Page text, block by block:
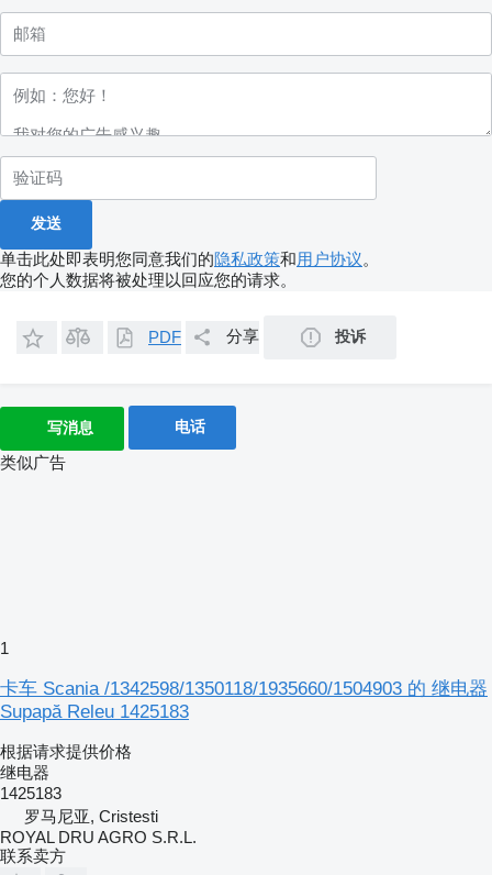
单击此处即表明您同意我们的隐私政策和用户协议。
您的个人数据将被处理以回应您的请求。
PDF 分享 投诉
写消息 电话
类似广告
1
卡车 Scania /1342598/1350118/1935660/1504903 的 继电器
Supapă Releu 1425183
根据请求提供价格
继电器
1425183
罗马尼亚, Cristesti
ROYAL DRU AGRO S.R.L.
联系卖方